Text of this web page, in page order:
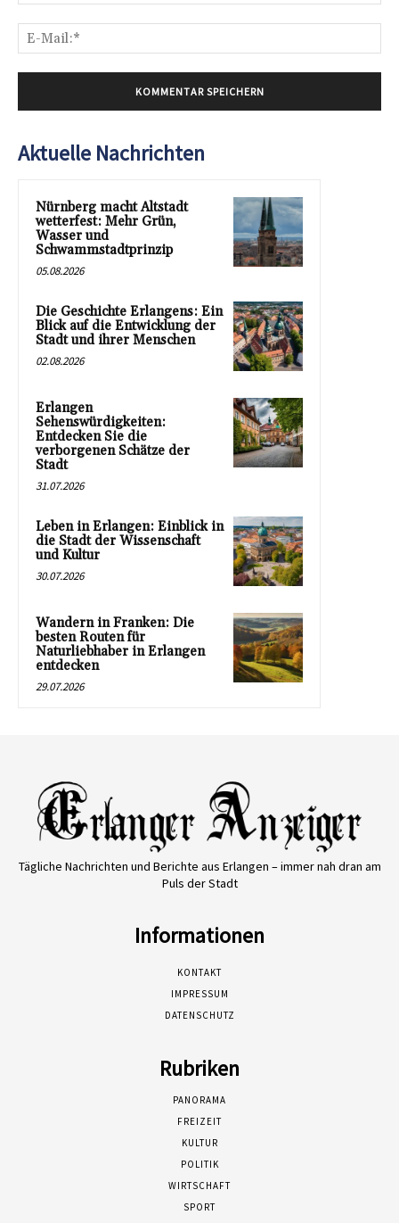
Aktuelle Nachrichten
Nürnberg macht Altstadt
wetterfest: Mehr Grün,
Wasser und
Schwammstadtprinzip
05.08.2026
Die Geschichte Erlangens: Ein
Blick auf die Entwicklung der
Stadt und ihrer Menschen
02.08.2026
Erlangen
Sehenswürdigkeiten:
Entdecken Sie die
verborgenen Schätze der
Stadt
31.07.2026
Leben in Erlangen: Einblick in
die Stadt der Wissenschaft
und Kultur
30.07.2026
Wandern in Franken: Die
besten Routen für
Naturliebhaber in Erlangen
entdecken
29.07.2026
Tägliche Nachrichten und Berichte aus Erlangen – immer nah dran am
Puls der Stadt
Informationen
KONTAKT
IMPRESSUM
DATENSCHUTZ
Rubriken
PANORAMA
FREIZEIT
KULTUR
POLITIK
WIRTSCHAFT
SPORT